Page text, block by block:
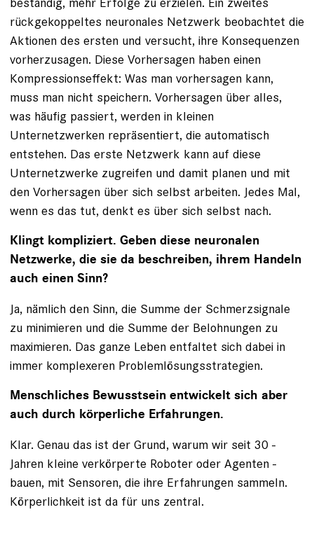
rückgekoppeltes neuronales Netzwerk beobachtet die
­Aktionen des ­ersten und versucht, ihre Konsequenzen
vorherzu­sagen. Diese Vorhersagen haben einen
Kompressionseffekt: Was man vorhersagen kann,
muss man nicht speichern. Vorhersagen über alles,
was häufig passiert, werden in kleinen
Unternetzwerken repräsentiert, die automatisch
entstehen. Das erste Netzwerk kann auf diese
Unternetzwerke zugreifen und damit planen und mit
den Vorhersagen über sich selbst arbeiten. Jedes Mal,
wenn es das tut, denkt es über sich selbst nach.
Klingt kompliziert. Geben diese neuronalen
Netzwerke, die sie da beschreiben, ihrem Handeln
auch einen Sinn?
Ja, nämlich den Sinn, die Summe der Schmerz­signale
zu minimieren und die Summe der Belohnungen zu
maximieren. Das ganze Leben entfaltet sich dabei in
immer komplexeren Problemlösungs­strategien.
Menschliches Bewusstsein entwickelt sich aber
auch durch körperliche Erfahrungen.
Klar. Genau das ist der Grund, warum wir seit 30 ­
Jahren kleine verkörperte Roboter oder Agenten ­
bauen, mit Sensoren, die ihre Erfahrungen sammeln.
Körperlichkeit ist da für uns zentral.